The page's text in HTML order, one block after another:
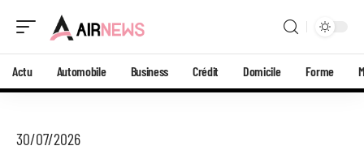
Actu Automobile Business Crédit Domicile Forme
30/07/2026